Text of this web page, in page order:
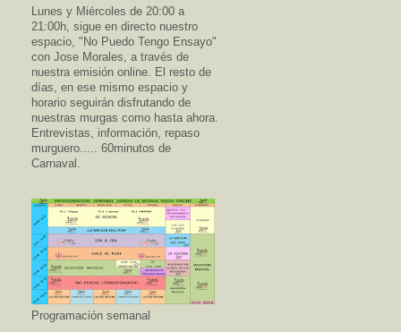
Lunes y Miércoles de 20:00 a
21:00h, sigue en directo nuestro
espacio, "No Puedo Tengo Ensayo"
con Jose Morales, a través de
nuestra emisión online. El resto de
días, en ese mismo espacio y
horario seguirán disfrutando de
nuestras murgas como hasta ahora.
Entrevistas, información, repaso
murguero..... 60minutos de
Carnaval.
Programación semanal